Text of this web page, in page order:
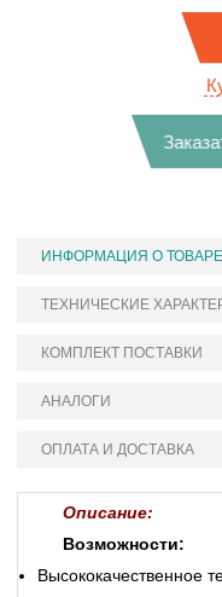
ИНФОРМАЦИЯ О ТОВАРЕ
ТЕХНИЧЕСКИЕ
КОМПЛЕКТ ПОСТАВКИ
АНАЛОГИ
ОПЛАТА И ДОСТАВКА
Описание:
Возможности:
Высококачественное